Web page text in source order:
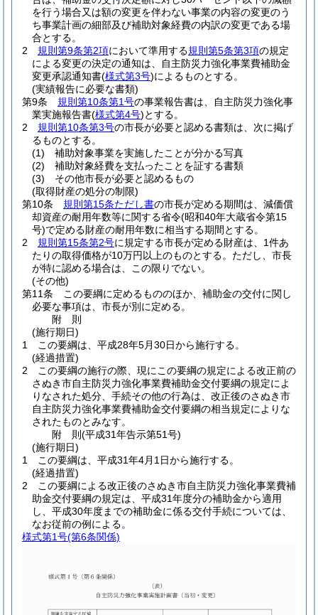
を行う場合又は額の変更を伴わない事業の内容の変更のう
ち事業計画の細部及び補助対象経費の内訳の変更である場
合とする。
2
規則第9条第2項において準用する規則第5条第3項の規定
による変更の決定の通知は、自主防災力強化事業費補助金
変更承認通知書(様式第3号)によるものとする。
(実績報告に必要な書類)
第9条
規則第10条第1号の事業報告書は、自主防災力強化事
業実施報告書(様式第4号)とする。
2
規則第10条第3号の市長が必要と認める書類は、次に掲げ
るものとする。
(1)
補助対象事業を実施したことが分かる写真
(2)
補助対象経費を支払ったことを証する書類
(3)
その他市長が必要と認めるもの
(取得財産の処分の制限)
第10条
規則第15条ただし書の市長が定める期間は、減価償
却資産の耐用年数等に関する省令(昭和40年大蔵省令第15
号)で定める財産の耐用年数に相当する期間とする。
2
規則第15条第2号に規定する市長が定める財産は、1件あ
たりの取得価格が10万円以上のものとする。 ただし、市長
が特に認める場合は、この限りでない。
(その他)
第11条
この要綱に定めるもののほか、補助金の交付に関し
必要な事項は、市長が別に定める。
附 則
(施行期日)
1
この要綱は、平成28年5月30日から施行する。
(経過措置)
2
この要綱の施行の際、現にこの要綱の規定による改正前の
さぬき市自主防災力強化事業費補助金交付要綱の規定によ
りなされた処分、手続その他の行為は、改正後のさぬき市
自主防災力強化事業費補助金交付要綱の相当規定によりな
されたものとみなす。
附 則(平成31年告示第51号)
(施行期日)
1
この要綱は、平成31年4月1日から施行する。
(経過措置)
2
この要綱による改正後のさぬき市自主防災力強化事業費補
助金交付要綱の規定は、平成31年度分の補助金から適用
し、平成30年度までの補助金に係る交付手続については、
なお従前の例による。
様式第1号(第6条関係)